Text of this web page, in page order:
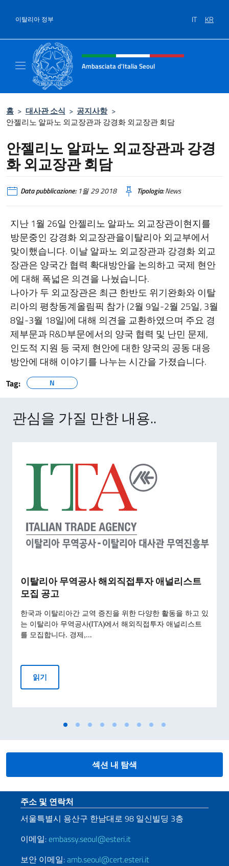
이탈리아 정부 IT KR
Intestazione sito, social e menù
Ambasciata d'Italia Seoul
홈 > 대사관 소식 > 공지사항 >
안젤리노 알파노 외교장관과 강경화 외교장관 회담
안젤리노 알파노 외교장관과 강경
화 외교장관 회담
Data pubblicazione:1월 29 2018 Tipologia:News
지난 1월 26일 안젤리노 알파노 외교장관이현지를
방문중인 강경화 외교장관을이탈리아 외교부에서
맞이했습니다. 이날 알파노 외교장관과 강경화 외교
장관은 양국간 협력 확대방안을 논의하고 국제 현안
에 대해 폭넓은 의견을 나눴습니다.
나아가 두 외교장관은 최근 한반도 위기완화와 이탈
리아의 평창동계올림픽 참가 (2월 9일-2월 25일, 3월
8일-3월 18일)에 대해 의견을 교환하였으며 주요 경
제부문과 R&D부문에서의 양국 협력 및 난민 문제,
인도적 지원 등 국제 현안에 대한 양국의 공동 대응
방안에 대해 이야기를 나누는 시간을 가졌습니다.
Tag: N
관심을 가질 만한 내용..
이탈리아 무역공사 해외직접투자 애널리스트
모집 공고
한국과 이탈리아간 교역 증진을 위한 다양한 활동을 하고 있
는 이탈리아 무역공사(ITA)에서 해외직접투자 애널리스트
를 모집합니다. 경제,...
읽기
섹션 내 탐색
Sezione footer
주소 및 연락처
서울특별시 용산구 한남대로 98 일신빌딩 3층
이메일: embassy.seoul@esteri.it
보안 이메일:amb.seoul@cert.esteri.it